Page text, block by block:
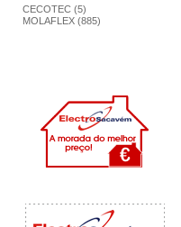
CECOTEC (5)
MOLAFLEX (885)